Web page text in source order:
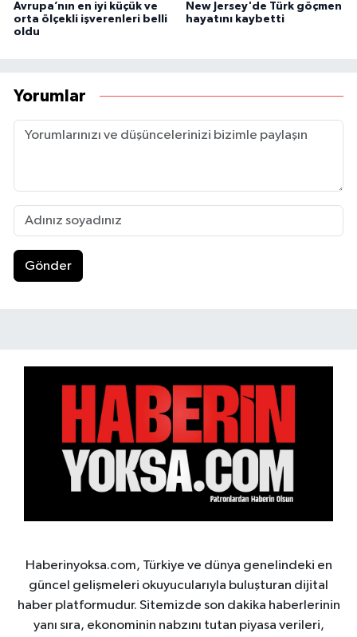
Avrupa’nın en iyi küçük ve
orta ölçekli işverenleri belli
oldu
New Jersey'de Türk göçmen
hayatını kaybetti
Yorumlar
Gönder
Haberinyoksa.com, Türkiye ve dünya genelindeki en
güncel gelişmeleri okuyucularıyla buluşturan dijital
haber platformudur. Sitemizde son dakika haberlerinin
yanı sıra, ekonominin nabzını tutan piyasa verileri,